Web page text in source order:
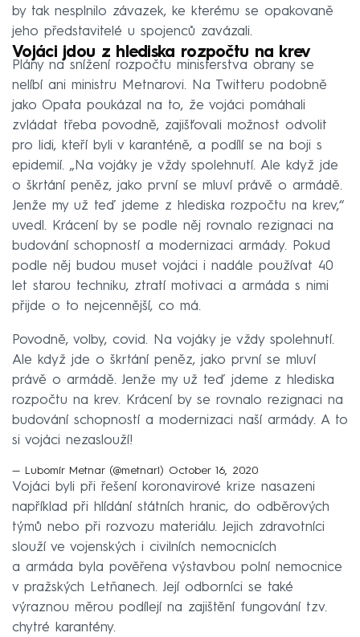
by tak nesplnilo závazek, ke kterému se opakovaně
jeho představitelé u spojenců zavázali.
Vojáci jdou z hlediska rozpočtu na krev
Plány na snížení rozpočtu ministerstva obrany se
nelíbí ani ministru Metnarovi. Na Twitteru podobně
jako Opata poukázal na to, že vojáci pomáhali
zvládat třeba povodně, zajišťovali možnost odvolit
pro lidi, kteří byli v karanténě, a podílí se na boji s
epidemií. „Na vojáky je vždy spolehnutí. Ale když jde
o škrtání peněz, jako první se mluví právě o armádě.
Jenže my už teď jdeme z hlediska rozpočtu na krev,“
uvedl. Krácení by se podle něj rovnalo rezignaci na
budování schopností a modernizaci armády. Pokud
podle něj budou muset vojáci i nadále používat 40
let starou techniku, ztratí motivaci a armáda s nimi
přijde o to nejcennější, co má.
Povodně, volby, covid. Na vojáky je vždy spolehnutí.
Ale když jde o škrtání peněz, jako první se mluví
právě o armádě. Jenže my už teď jdeme z hlediska
rozpočtu na krev. Krácení by se rovnalo rezignaci na
budování schopností a modernizaci naší armády. A to
si vojáci nezaslouží!
— Lubomír Metnar (@metnarl) October 16, 2020
Vojáci byli při řešení koronavirové krize nasazeni
například při hlídání státních hranic, do odběrových
týmů nebo při rozvozu materiálu. Jejich zdravotníci
slouží ve vojenských i civilních nemocnicích
a armáda byla pověřena výstavbou polní nemocnice
v pražských Letňanech. Její odborníci se také
výraznou měrou podílejí na zajištění fungování tzv.
chytré karantény.